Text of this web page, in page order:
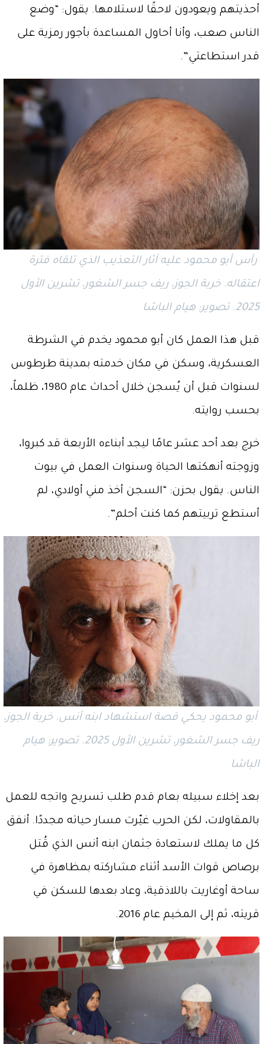
أحذيتهم ويعودون لاحقًا لاستلامها. يقول: “وضع
الناس صعب، وأنا أحاول المساعدة بأجور رمزية على
قدر استطاعتي”.
رأس أبو محمود عليه آثار التعذيب الذي تلقاه فترة
اعتقاله. خربة الجوز، ريف جسر الشغور، تشرين الأول
2025. تصوير: هيام الباشا
قبل هذا العمل كان أبو محمود يخدم في الشرطة
العسكرية، وسكن في مكان خدمته بمدينة طرطوس
لسنوات قبل أن يُسجن خلال أحداث عام 1980، ظلماً،
بحسب روايته.
خرج بعد أحد عشر عامًا ليجد أبناءه الأربعة قد كبروا،
وزوجته أنهكتها الحياة وسنوات العمل في بيوت
الناس. يقول بحزن: “السجن أخذ مني أولادي، لم
أستطع تربيتهم كما كنت أحلم”.
أبو محمود يحكي قصة استشهاد ابنه أنس. خربة الجوز،
ريف جسر الشغور، تشرين الأول 2025. تصوير: هيام
الباشا
بعد إخلاء سبيله بعام قدم طلب تسريح واتجه للعمل
بالمقاولات، لكن الحرب غيّرت مسار حياته مجددًا. أنفق
كل ما يملك لاستعادة جثمان ابنه أنس الذي قُتل
برصاص قوات الأسد أثناء مشاركته بمظاهرة في
ساحة أوغاريت باللاذقية، وعاد بعدها للسكن في
قريته، ثم إلى المخيم عام 2016.